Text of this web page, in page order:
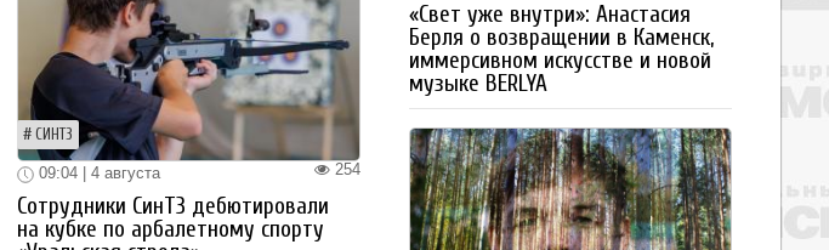
СИНТЗ
254
09:04 | 4 августа
Сотрудники СинТЗ дебютировали
на кубке по арбалетному спорту
«Свет уже внутри»: Анастасия
Берля о возвращении в Каменск,
иммерсивном искусстве и новой
музыке BERLYA